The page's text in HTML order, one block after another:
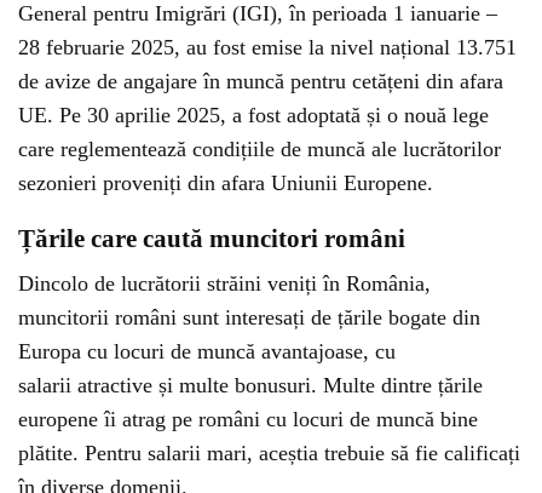
General pentru Imigrări (IGI), în perioada 1 ianuarie –
28 februarie 2025, au fost emise la nivel național 13.751
de avize de angajare în muncă pentru cetățeni din afara
UE. Pe 30 aprilie 2025, a fost adoptată și o nouă lege
care reglementează condițiile de muncă ale lucrătorilor
sezonieri proveniți din afara Uniunii Europene.
Țările care caută muncitori români
Dincolo de lucrătorii străini veniți în România,
muncitorii români sunt interesați de țările bogate din
Europa cu locuri de muncă avantajoase, cu
salarii atractive și multe bonusuri. Multe dintre țările
europene îi atrag pe români cu locuri de muncă bine
plătite. Pentru salarii mari, aceștia trebuie să fie calificați
în diverse domenii.